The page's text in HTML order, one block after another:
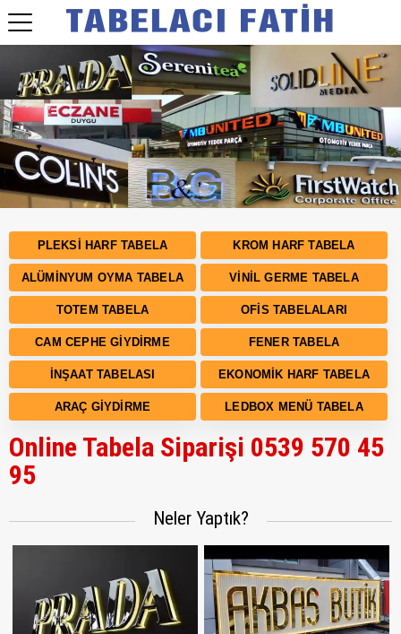
Bizden Fiyat Almadan Tabela Yaptırmayın!
PLEKSI HARF TABELA KROM HARF TABELA
ALÜMINYUM OYMA TABELA VINIL GERME TABELA
TOTEM TABELA OFIS TABELALARI
CAM CEPHE GIYDIRME FENER TABELA
İNŞAAT TABELASI EKONOMIK HARF TABELA
ARAÇ GIYDIRME LEDBOX MENÜ TABELA
Online Tabela Siparişi 0539 570 45
95
Neler Yaptık?